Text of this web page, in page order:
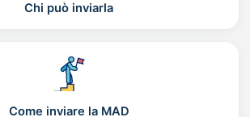
Chi può inviarla
Come inviare la MAD